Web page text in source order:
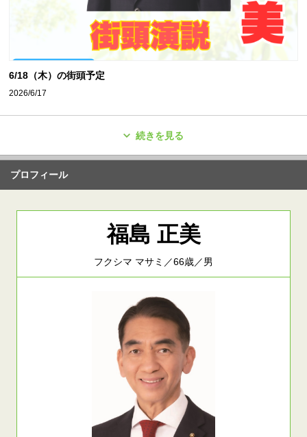
6/18（木）の街頭予定
2026/6/17
続きを見る
プロフィール
福島 正美
フクシマ マサミ／66歳／男